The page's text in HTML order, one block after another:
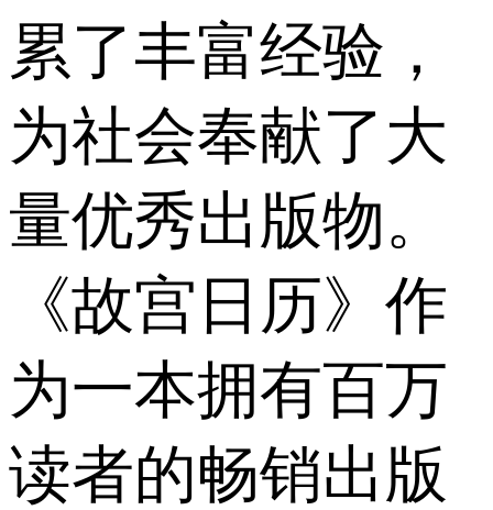
累了丰富经验，
为社会奉献了大
量优秀出版物。
《故宫日历》作
为一本拥有百万
读者的畅销出版